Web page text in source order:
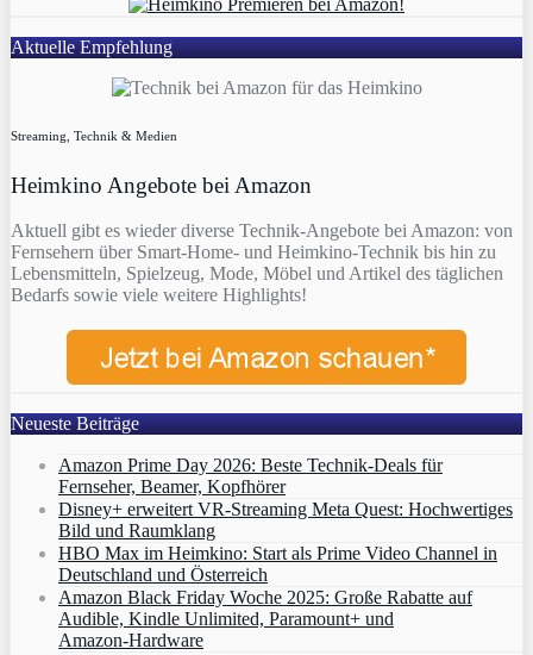
Aktuelle Empfehlung
Streaming, Technik & Medien
Heimkino Angebote bei Amazon
Aktuell gibt es wieder diverse Technik-Angebote bei Amazon: von
Fernsehern über Smart-Home- und Heimkino-Technik bis hin zu
Lebensmitteln, Spielzeug, Mode, Möbel und Artikel des täglichen
Bedarfs sowie viele weitere Highlights!
Neueste Beiträge
Amazon Prime Day 2026: Beste Technik-Deals für
Fernseher, Beamer, Kopfhörer
Disney+ erweitert VR‑Streaming Meta Quest: Hochwertiges
Bild und Raumklang
HBO Max im Heimkino: Start als Prime Video Channel in
Deutschland und Österreich
Amazon Black Friday Woche 2025: Große Rabatte auf
Audible, Kindle Unlimited, Paramount+ und
Amazon‑Hardware